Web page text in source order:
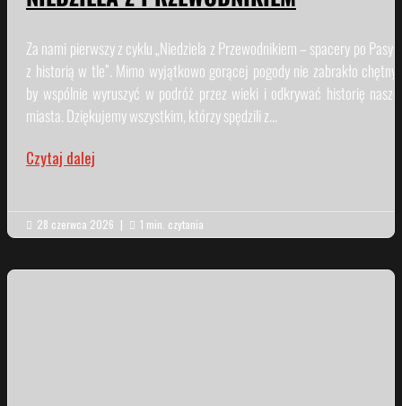
Za nami pierwszy z cyklu „Niedziela z Przewodnikiem – spacery po
z historią w tle”. Mimo wyjątkowo gorącej pogody nie zabrakło
by wspólnie wyruszyć w podróż przez wieki i odkrywać historię
miasta. Dziękujemy wszystkim, którzy spędzili z...
Czytaj dalej
 28 czerwca 2026 |  1 min. czytania